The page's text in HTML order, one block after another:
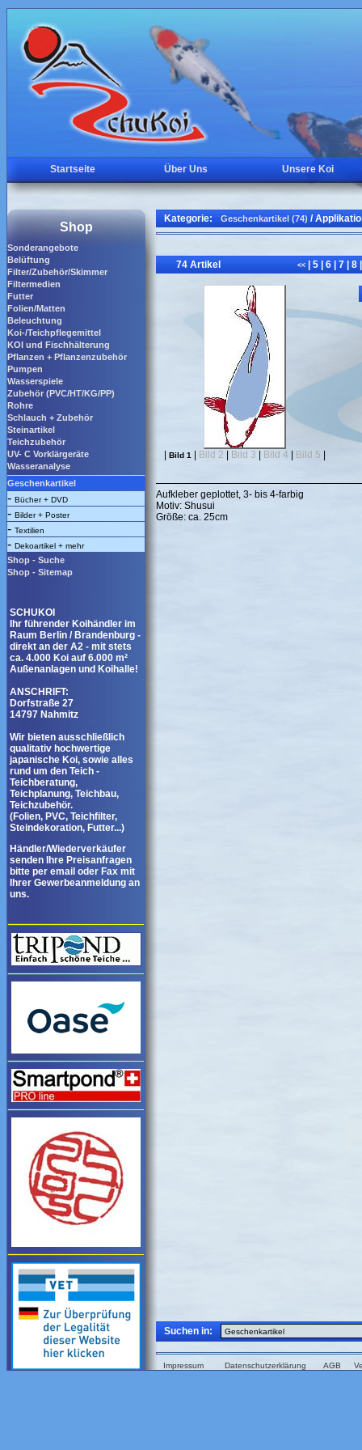
Startseite Über Uns Unsere Koi
Shop
Sonderangebote
Belüftung
Filter/Zubehör/Skimmer
Filtermedien
Futter
Folien/Matten
Beleuchtung
Koi-/Teichpflegemittel
KOI und Fischhälterung
Pflanzen + Pflanzenzubehör
Pumpen
Wasserspiele
Zubehör (PVC/HT/KG/PP)
Rohre
Schlauch + Zubehör
Steinartikel
Teichzubehör
UV- C Vorklärgeräte
Wasseranalyse
Geschenkartikel
- Bücher + DVD
- Bilder + Poster
- Textilien
- Dekoartikel + mehr
Shop - Suche
Shop - Sitemap
SCHUKOI
Ihr führender Koihändler im
Raum Berlin / Brandenburg -
direkt an der A2 - mit stets
ca. 4.000 Koi auf 6.000 m²
Außenanlagen und Koihalle!
ANSCHRIFT:
Dorfstraße 27
14797 Nahmitz
Wir bieten ausschließlich
qualitativ hochwertige
japanische Koi, sowie alles
rund um den Teich -
Teichberatung,
Teichplanung, Teichbau,
Teichzubehör.
(Folien, PVC, Teichfilter,
Steindekoration, Futter...)
Händler/Wiederverkäufer
senden Ihre Preisanfragen
bitte per email oder Fax mit
Ihrer Gewerbeanmeldung an
uns.
Kategorie: Geschenkartikel (74) /
74 Artikel << 5 6 7 8
Bild 1 Bild 2 Bild 3 Bild 4 Bild 5
Aufkleber geplottet, 3- bis 4-farbig
Motiv: Shusui
Größe: ca. 25cm
Suchen in:
Impressum Datenschutzerklärung AGB